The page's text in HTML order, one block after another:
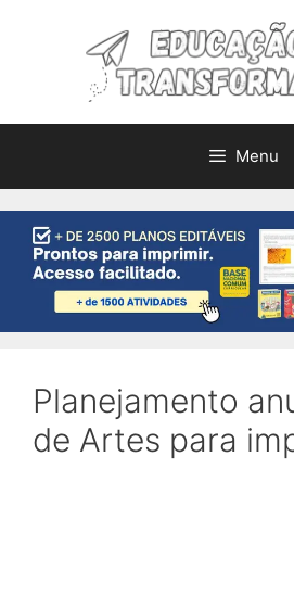
Menu
Planejamento
de Artes para